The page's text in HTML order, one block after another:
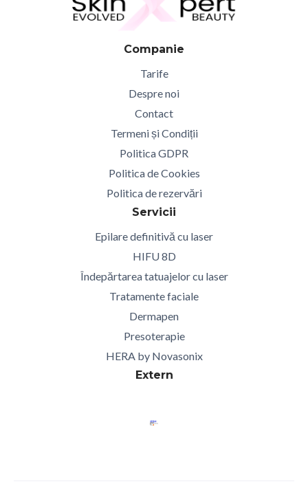
Companie
Tarife
Despre noi
Contact
Termeni și Condiții
Politica GDPR
Politica de Cookies
Politica de rezervări
Servicii
Epilare definitivă cu laser
HIFU 8D
Îndepărtarea tatuajelor cu laser
Tratamente faciale
Dermapen
Presoterapie
HERA by Novasonix
Extern